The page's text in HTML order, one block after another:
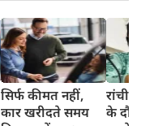
सिर्फ कीमत नहीं,
कार खरीदते समय
रांची
के